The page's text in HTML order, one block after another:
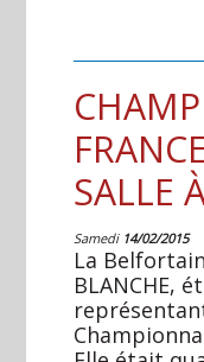
SALLE
Samedi 14/02/2015
La
BLANCHE,